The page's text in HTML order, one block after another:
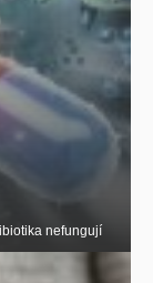
nefungují